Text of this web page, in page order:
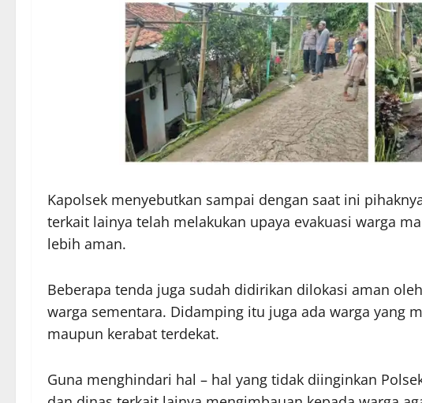
Kapolsek menyebutkan sampai dengan saat ini
terkait lainya telah melakukan upaya evakuasi warga
lebih aman.
Beberapa tenda juga sudah didirikan dilokasi aman
warga sementara. Didamping itu juga ada warga yang
maupun kerabat terdekat.
Guna menghindari hal – hal yang tidak diinginkan